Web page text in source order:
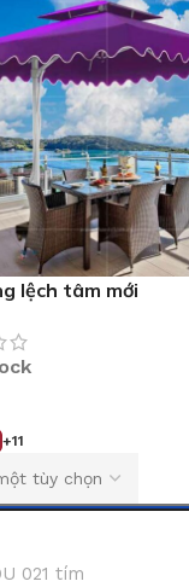
lệch tâm mới
+11
021 tím